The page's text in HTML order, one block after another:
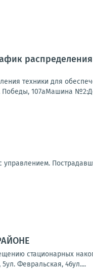
техники для
Победы, 107аМашина
стационарных
Февральская, 46ул....